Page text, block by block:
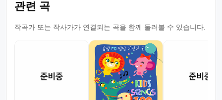
관련 곡
작곡가 또는 작사가가 연결되는 곡을 함께 둘러볼 수 있습니다.